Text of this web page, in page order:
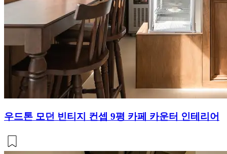
우드톤 모던 빈티지 컨셉 9평 카페 카운터 인테리어